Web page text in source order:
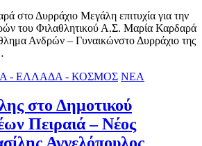
στο Δυρράχιο Μεγάλη επιτυχία για την
του Φιλαθλητικού Α.Σ. Μαρία Καρδαρά
Ανδρών – Γυναικώνστο Δυρράχιο της
- ΕΛΛΑΔΑ - ΚΟΣΜΟΣ ΝΕΑ
στο Δημοτικού
Πειραιά – Νέος